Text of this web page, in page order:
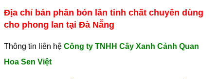
Địa chỉ bán phân bón lân tinh chất chuyên dùng
cho phong lan tại Đà Nẵng
Thông tin liên hệ Công ty TNHH Cây Xanh Cảnh Quan
Hoa Sen Việt